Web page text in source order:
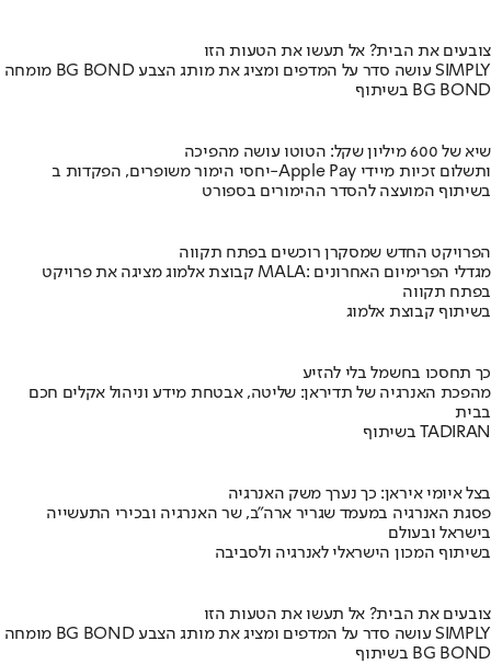
צובעים את הבית? אל תעשו את הטעות הזו
מומחה BG BOND עושה סדר על המדפים ומציג את מותג הצבע SIMPLY
בשיתוף BG BOND
שיא של 600 מיליון שקל: הטוטו עושה מהפיכה
יחסי הימור משופרים, הפקדות ב-Apple Pay ותשלום זכיות מיידי
בשיתוף המועצה להסדר ההימורים בספורט
הפרויקט החדש שמסקרן רוכשים בפתח תקווה
קבוצת אלמוג מציגה את פרויקט MALA: מגדלי הפרימיום האחרונים
בפתח תקווה
בשיתוף קבוצת אלמוג
כך תחסכו בחשמל בלי להזיע
מהפכת האנרגיה של תדיראן: שליטה, אבטחת מידע וניהול אקלים חכם
בבית
בשיתוף TADIRAN
בצל איומי איראן: כך נערך משק האנרגיה
פסגת האנרגיה במעמד שגריר ארה"ב, שר האנרגיה ובכירי התעשייה
בישראל ובעולם
בשיתוף המכון הישראלי לאנרגיה ולסביבה
צובעים את הבית? אל תעשו את הטעות הזו
מומחה BG BOND עושה סדר על המדפים ומציג את מותג הצבע SIMPLY
בשיתוף BG BOND